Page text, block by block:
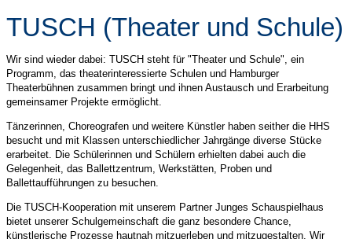
TUSCH (Theater und Schule)
Wir sind wieder dabei: TUSCH steht für "Theater und Schule", ein
Programm, das theaterinteressierte Schulen und Hamburger
Theaterbühnen zusammen bringt und ihnen Austausch und Erarbeitung
gemeinsamer Projekte ermöglicht.
Tänzerinnen, Choreografen und weitere Künstler haben seither die HHS
besucht und mit Klassen unterschiedlicher Jahrgänge diverse Stücke
erarbeitet. Die Schülerinnen und Schülern erhielten dabei auch die
Gelegenheit, das Ballettzentrum, Werkstätten, Proben und
Ballettaufführungen zu besuchen.
Die TUSCH-Kooperation mit unserem Partner Junges Schauspielhaus
bietet unserer Schulgemeinschaft die ganz besondere Chance,
künstlerische Prozesse hautnah mitzuerleben und mitzugestalten. Wir